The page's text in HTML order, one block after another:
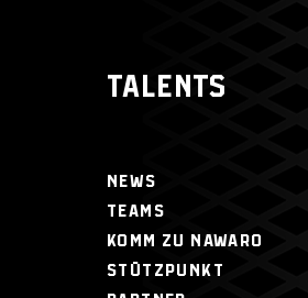
TALENTS
NEWS
TEAMS
KOMM ZU NAWARO
STÜTZPUNKT